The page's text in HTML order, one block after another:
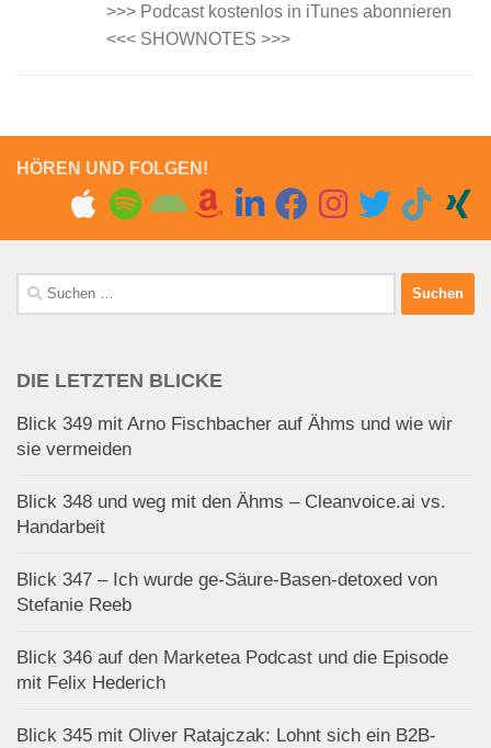
>>> Podcast kostenlos in iTunes abonnieren
<<< SHOWNOTES >>>
HÖREN UND FOLGEN!
Suchen
nach:
DIE LETZTEN BLICKE
Blick 349 mit Arno Fischbacher auf Ähms und wie wir
sie vermeiden
Blick 348 und weg mit den Ähms – Cleanvoice.ai vs.
Handarbeit
Blick 347 – Ich wurde ge-Säure-Basen-detoxed von
Stefanie Reeb
Blick 346 auf den Marketea Podcast und die Episode
mit Felix Hederich
Blick 345 mit Oliver Ratajczak: Lohnt sich ein B2B-